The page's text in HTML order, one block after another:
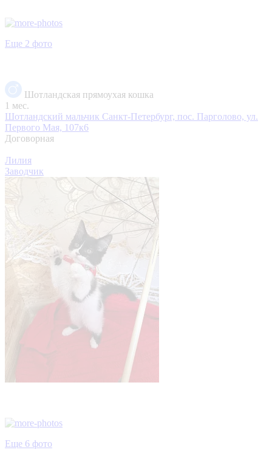
Еще 2 фото
Шотландская прямоухая кошка
1 мес.
Шотландский мальчик Санкт-Петербург, пос. Парголово, ул.
Первого Мая, 107к6
Договорная
Лилия
Заводчик
Еще 6 фото